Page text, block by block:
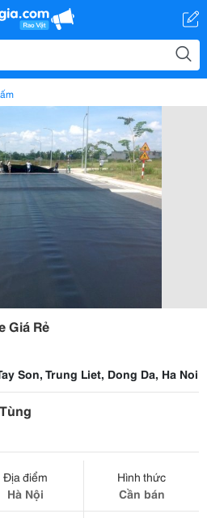
Giá Rẻ
Son, Trung Liet, Dong Da, Ha Noi
Địa điểm
Hà Nội
Hình thức
Cần bán